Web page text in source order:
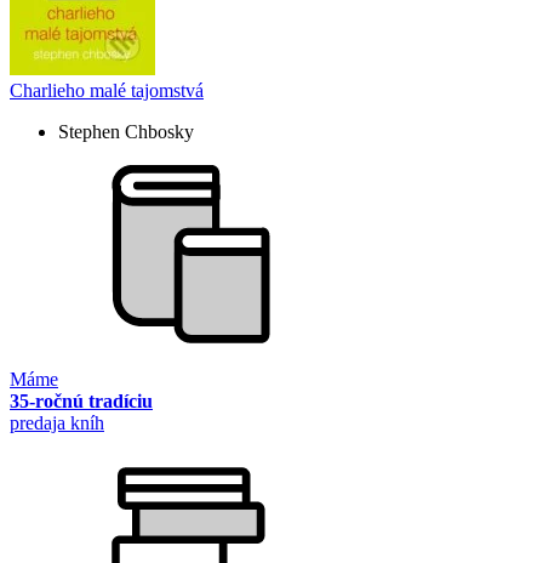
Charlieho malé tajomstvá
Stephen Chbosky
Máme
35-ročnú tradíciu
predaja kníh